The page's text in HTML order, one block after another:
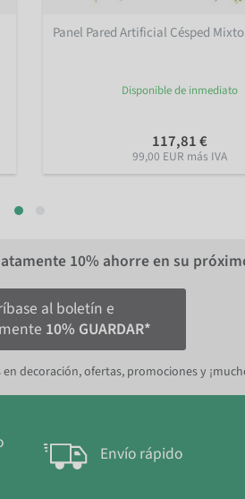
Panel Pared Artificial Césped
Disponible de inmediato
117,81 €
99,00 EUR más IVA
10% ahorre en su
al boletín e
10% GUARDAR*
decoración, ofertas, promociones y
Envío rápido